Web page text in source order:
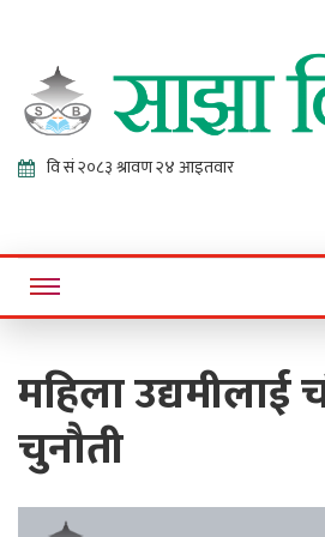
Sajha
Online News Portal
महिला उद्यमीलाई
चुनौती